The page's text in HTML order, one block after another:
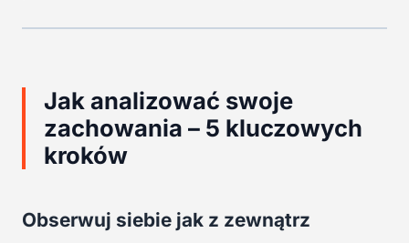
Jak analizować swoje
zachowania – 5 kluczowych
kroków
Obserwuj siebie jak z zewnątrz